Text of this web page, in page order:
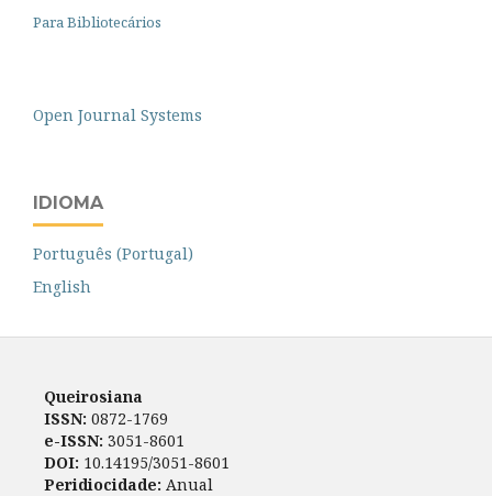
Para Bibliotecários
Open Journal Systems
IDIOMA
Português (Portugal)
English
Queirosiana
ISSN: 0872-1769
e-ISSN: 3051-8601
DOI: 10.14195/3051-8601
Peridiocidade: Anual